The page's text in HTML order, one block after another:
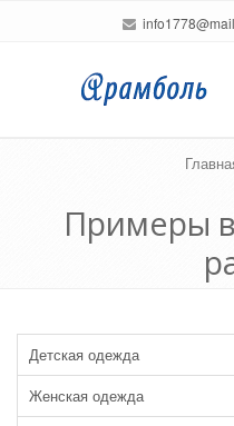
Примеры
Детская одежда
Женская одежда